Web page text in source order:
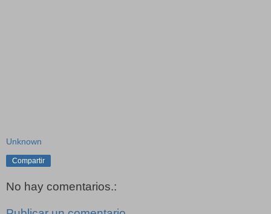
Unknown
Compartir
No hay comentarios.: